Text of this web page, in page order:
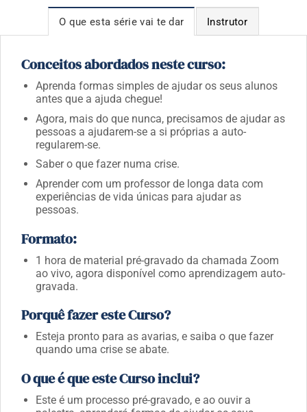
O que esta série vai te dar Instrutor
Conceitos abordados neste curso:
Aprenda formas simples de ajudar os seus alunos
antes que a ajuda chegue!
Agora, mais do que nunca, precisamos de ajudar as
pessoas a ajudarem-se a si próprias a auto-
regularem-se.
Saber o que fazer numa crise.
Aprender com um professor de longa data com
experiências de vida únicas para ajudar as
pessoas.
Formato:
1 hora de material pré-gravado da chamada Zoom
ao vivo, agora disponível como aprendizagem auto-
gravada.
Porquê fazer este Curso?
Esteja pronto para as avarias, e saiba o que fazer
quando uma crise se abate.
O que é que este Curso inclui?
Este é um processo pré-gravado, e ao ouvir a